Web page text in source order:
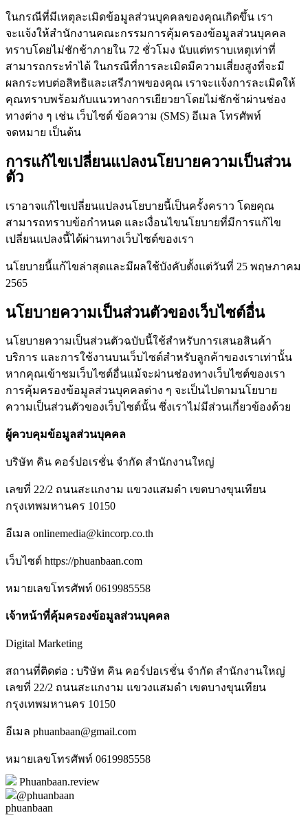
ในกรณีที่มีเหตุละเมิดข้อมูลส่วนบุคคลของคุณเกิดขึ้น เรา
จะแจ้งให้สำนักงานคณะกรรมการคุ้มครองข้อมูลส่วนบุคคล
ทราบโดยไม่ชักช้าภายใน 72 ชั่วโมง นับแต่ทราบเหตุเท่าที่
สามารถกระทำได้ ในกรณีที่การละเมิดมีความเสี่ยงสูงที่จะมี
ผลกระทบต่อสิทธิและเสรีภาพของคุณ เราจะแจ้งการละเมิดให้
คุณทราบพร้อมกับแนวทางการเยียวยาโดยไม่ชักช้าผ่านช่อง
ทางต่าง ๆ เช่น เว็บไซต์ ข้อความ (SMS) อีเมล โทรศัพท์
จดหมาย เป็นต้น
การแก้ไขเปลี่ยนแปลงนโยบายความเป็นส่วน
ตัว
เราอาจแก้ไขเปลี่ยนแปลงนโยบายนี้เป็นครั้งคราว โดยคุณ
สามารถทราบข้อกำหนด และเงื่อนไขนโยบายที่มีการแก้ไข
เปลี่ยนแปลงนี้ได้ผ่านทางเว็บไซต์ของเรา
นโยบายนี้แก้ไขล่าสุดและมีผลใช้บังคับตั้งแต่วันที่ 25 พฤษภาคม
2565
นโยบายความเป็นส่วนตัวของเว็บไซต์อื่น
นโยบายความเป็นส่วนตัวฉบับนี้ใช้สำหรับการเสนอสินค้า
บริการ และการใช้งานบนเว็บไซต์สำหรับลูกค้าของเราเท่านั้น
หากคุณเข้าชมเว็บไซต์อื่นแม้จะผ่านช่องทางเว็บไซต์ของเรา
การคุ้มครองข้อมูลส่วนบุคคลต่าง ๆ จะเป็นไปตามนโยบาย
ความเป็นส่วนตัวของเว็บไซต์นั้น ซึ่งเราไม่มีส่วนเกี่ยวข้องด้วย
ผู้ควบคุมข้อมูลส่วนบุคคล
บริษัท คิน คอร์ปอเรชั่น จำกัด สำนักงานใหญ่
เลขที่ 22/2 ถนนสะแกงาม แขวงแสมดำ เขตบางขุนเทียน
กรุงเทพมหานคร 10150
อีเมล onlinemedia@kincorp.co.th
เว็บไซต์ https://phuanbaan.com
หมายเลขโทรศัพท์ 0619985558
เจ้าหน้าที่คุ้มครองข้อมูลส่วนบุคคล
Digital Marketing
สถานที่ติดต่อ : บริษัท คิน คอร์ปอเรชั่น จำกัด สำนักงานใหญ่
เลขที่ 22/2 ถนนสะแกงาม แขวงแสมดำ เขตบางขุนเทียน
กรุงเทพมหานคร 10150
อีเมล phuanbaan@gmail.com
หมายเลขโทรศัพท์ 0619985558
Phuanbaan.review
@phuanbaan
phuanbaan